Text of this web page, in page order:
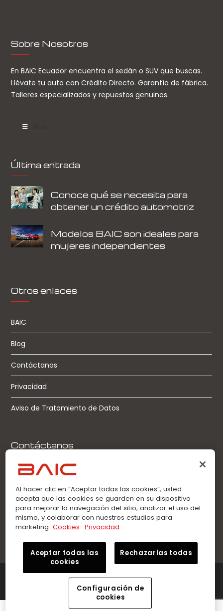
Sobre Nosotros
En BAIC Ecuador encuentra el sedán o SUV que buscas.
Llévate tu auto con Crédito Directo. Garantía de fábrica.
Talleres especializados y repuestos genuinos.
Última entrada
Conoce qué se necesita para
obtener un crédito automotriz
Modelos BAIC son ideales para
mujeres independientes
Otros enlaces
BAIC
Blog
Contáctanos
Privacidad
Aviso de Tratamiento de Datos
Contáctanos
Llamadas:
0963360021
WhatsApp:
0963360021
©2026 Innovation Auto – BAIC. Todos los derechos
reservados.
Al hacer clic en “Aceptar todas las cookies”, usted
acepta que las cookies se guarden en su dispositivo
para mejorar la navegación del sitio, analizar el uso del
mismo, y colaborar con nuestros estudios para
marketing. Cookies Privacidad
Aceptar todas las
cookies
Rechazarlas todas
Configuración de
cookies